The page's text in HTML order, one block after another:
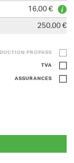
16,00 €
250,00 €
PROPASS
TVA
ASSURANCES